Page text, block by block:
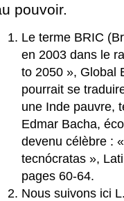
pouvoir.
Le terme BRIC
en 2003 dans le
to 2050 », Global
pourrait se
une Inde pauvre,
Edmar Bacha,
devenu célèbre :
tecnócratas »,
pages 60-64.
Nous suivons ici